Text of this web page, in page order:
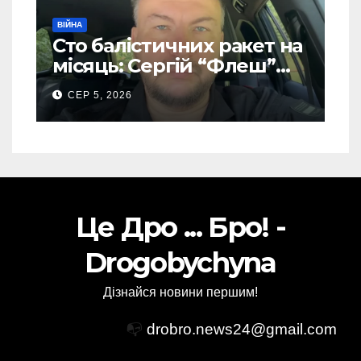
ВІЙНА
Сто балістичних ракет на
місяць: Сергій “Флеш”
закликав українців
готуватися до гіршого
СЕР 5, 2026
Це Дро ... Бро! -
Drogobychyna
Дізнайся новини першим!
📭 drobro.news24@gmail.com